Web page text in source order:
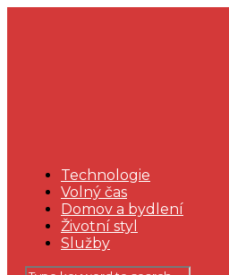
Technologie
Volný čas
Domov a bydlení
Životní styl
Služby